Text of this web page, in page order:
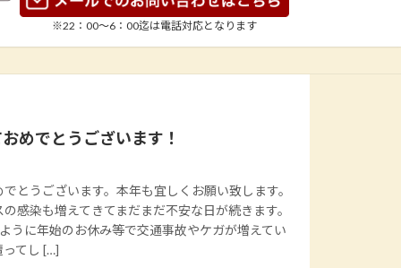
※22：00～6：00迄は電話対応となります
めでとうございます！
とうございます。本年も宜しくお願い致します。
感染も増えてきてまだまだ不安な日が続きます。
うに年始のお休み等で交通事故やケガが増えてい
ってし […]